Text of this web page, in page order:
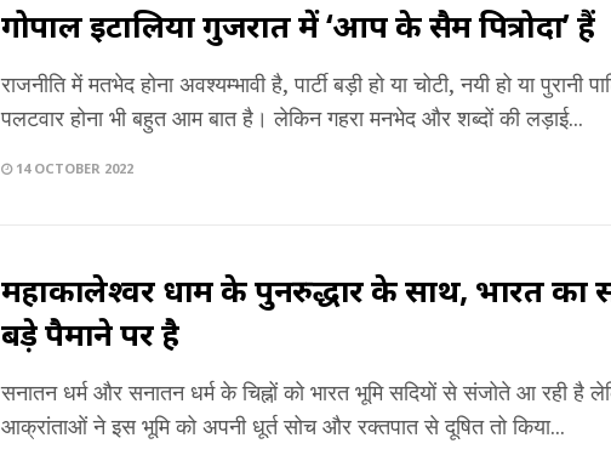
गोपाल इटालिया गुजरात में ‘आप के सैम पित्रोदा’ हैं
राजनीति में मतभेद होना अवश्यम्भावी है, पार्टी बड़ी हो या चोटी, नयी हो या पुरानी
पलटवार होना भी बहुत आम बात है। लेकिन गहरा मनभेद और शब्दों की लड़ाई...
14 OCTOBER 2022
महाकालेश्वर धाम के पुनरुद्धार के साथ, भारत का
बड़े पैमाने पर है
सनातन धर्म और सनातन धर्म के चिह्नों को भारत भूमि सदियों से संजोते आ रही
आक्रांताओं ने इस भूमि को अपनी धूर्त सोच और रक्तपात से दूषित तो किया...